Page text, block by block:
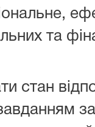
та
стан